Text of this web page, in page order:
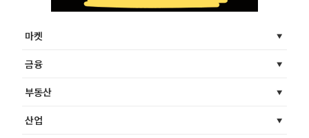
마켓
금융
부동산
산업